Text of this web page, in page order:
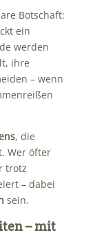
Botschaft:
ein
werden
ihre
– wenn
, die
Wer öfter
trotz
– dabei
sein.
– mit